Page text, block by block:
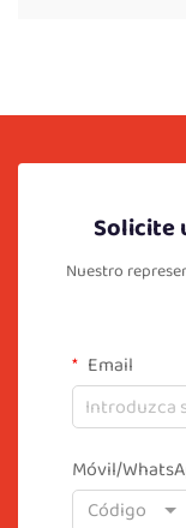
Solicite
Nuestro
Email
Móvil/
Código